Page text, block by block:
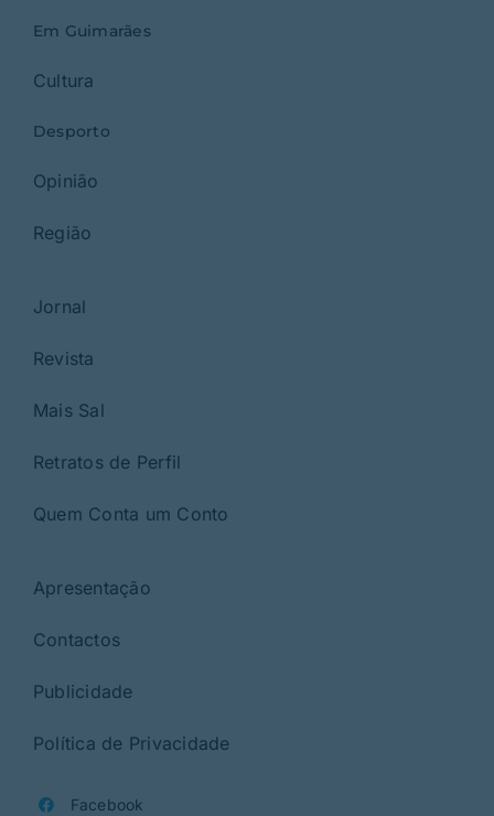
Em Guimarães
Cultura
Desporto
Opinião
Região
Jornal
Revista
Mais Sal
Retratos de Perfil
Quem Conta um Conto
Apresentação
Contactos
Publicidade
Política de Privacidade
Facebook